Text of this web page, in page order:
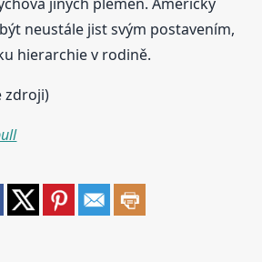
neustále jist svým postavením,
hierarchie v rodině.
zdroji)